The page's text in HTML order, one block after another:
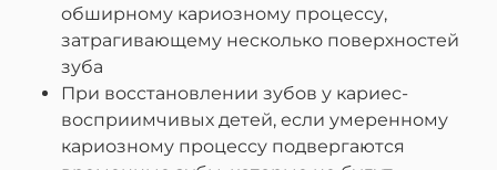
обширному кариозному процессу,
затрагивающему несколько поверхностей
зуба
При восстановлении зубов у кариес-
восприимчивых детей, если умеренному
кариозному процессу подвергаются